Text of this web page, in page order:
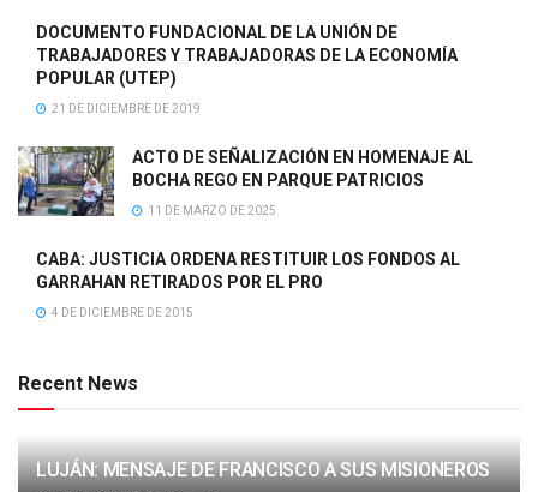
DOCUMENTO FUNDACIONAL DE LA UNIÓN DE
TRABAJADORES Y TRABAJADORAS DE LA ECONOMÍA
POPULAR (UTEP)
21 DE DICIEMBRE DE 2019
ACTO DE SEÑALIZACIÓN EN HOMENAJE AL
BOCHA REGO EN PARQUE PATRICIOS
11 DE MARZO DE 2025
CABA: JUSTICIA ORDENA RESTITUIR LOS FONDOS AL
GARRAHAN RETIRADOS POR EL PRO
4 DE DICIEMBRE DE 2015
Recent News
LUJÁN: MENSAJE DE FRANCISCO A SUS MISIONEROS